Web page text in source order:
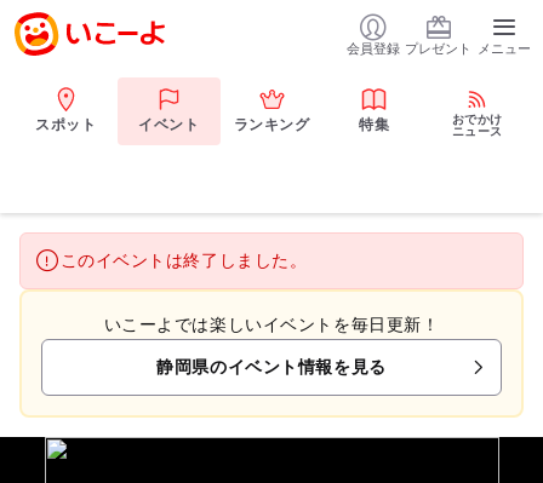
会員登録 プレゼント メニュー
スポット イベント ランキング 特集
おでかけ
ニュース
このイベントは終了しました。
いこーよでは楽しいイベントを毎日更新！
静岡県のイベント情報を見る